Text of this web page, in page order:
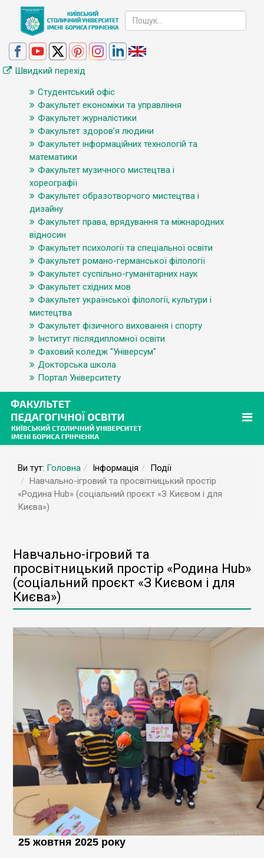
Швидкий перехід
Студентський офіс
Факультет економіки та управління
Факультет журналістики
Факультет здоров’я людини
Факультет інформаційних технологій та
математики
Факультет музичного мистецтва і
хореографії
Факультет образотворчого мистецтва і
дизайну
Факультет права, врядування та міжнародних
відносин
Факультет психології та спеціальної освіти
Факультет романо-германської філології
Факультет суспільно-гуманітарних наук
Факультет східних мов
Факультет української філології, культури і
мистецтва
Факультет фізичного виховання і спорту
Інститут післядипломної освіти
Фаховий коледж "Універсум"
Докторська школа
Портал Університету
Ви тут: Головна Інформація
Події
Навчально-ігровий та просвітницький простір
«Родина Hub» (соціальний проєкт «З Києвом і для
Києва»)
Навчально-ігровий та
просвітницький простір «Родина Hub»
(соціальний проєкт «З Києвом і для
Києва»)
25 жовтня 2025 року